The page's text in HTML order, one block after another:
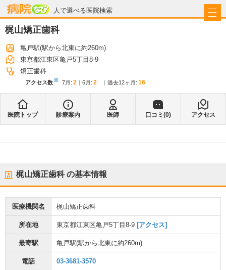
人で選べる医院検索
病院なび
梶山矯正歯科
亀戸駅(駅から北東に約260m)
東京都江東区亀戸5丁目8-9
矯正歯科
アクセス数※ 7月 : 2 6月 : 2 過去12ヶ月: 16
医院トップ 診療案内 医師 口コミ(0) アクセス
梶山矯正歯科の基本情報
医療機関名 梶山矯正歯科
所在地 東京都江東区亀戸5丁目8-9 [アクセス]
最寄駅 亀戸駅(駅から北東に約260m)
電話 03-3681-3570